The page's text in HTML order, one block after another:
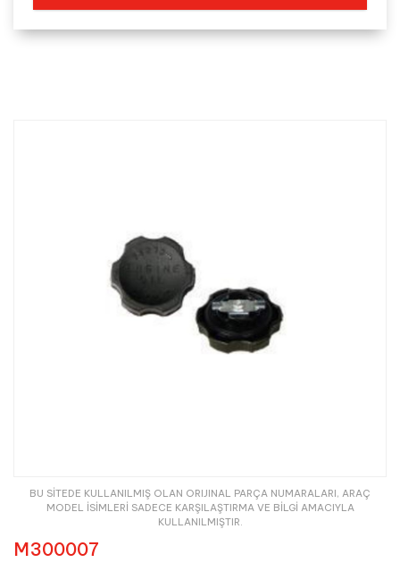
BU SİTEDE KULLANILMIŞ OLAN ORIJINAL PARÇA NUMARALARI, ARAÇ
MODEL İSİMLERİ SADECE KARŞILAŞTIRMA VE BİLGİ AMACIYLA
KULLANILMIŞTIR.
M300007